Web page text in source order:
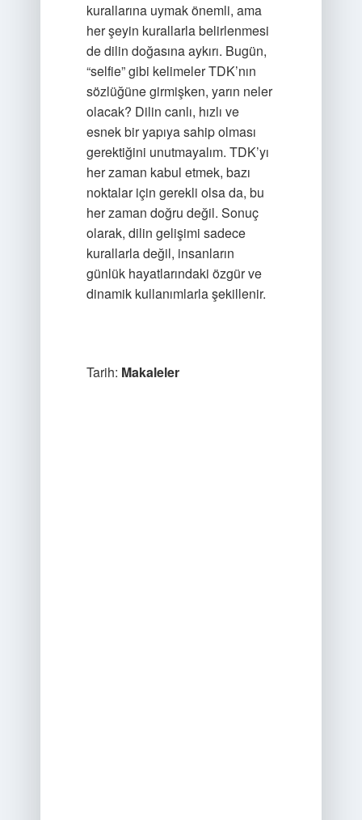
kurallarına uymak önemli, ama
her şeyin kurallarla belirlenmesi
de dilin doğasına aykırı. Bugün,
“selfie” gibi kelimeler TDK’nın
sözlüğüne girmişken, yarın neler
olacak? Dilin canlı, hızlı ve
esnek bir yapıya sahip olması
gerektiğini unutmayalım. TDK’yı
her zaman kabul etmek, bazı
noktalar için gerekli olsa da, bu
her zaman doğru değil. Sonuç
olarak, dilin gelişimi sadece
kurallarla değil, insanların
günlük hayatlarındaki özgür ve
dinamik kullanımlarla şekillenir.
Tarih: Makaleler